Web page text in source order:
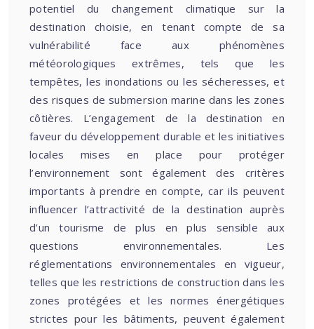
potentiel du changement climatique sur la
destination choisie, en tenant compte de sa
vulnérabilité face aux phénomènes
météorologiques extrêmes, tels que les
tempêtes, les inondations ou les sécheresses, et
des risques de submersion marine dans les zones
côtières. L’engagement de la destination en
faveur du développement durable et les initiatives
locales mises en place pour protéger
l’environnement sont également des critères
importants à prendre en compte, car ils peuvent
influencer l’attractivité de la destination auprès
d’un tourisme de plus en plus sensible aux
questions environnementales. Les
réglementations environnementales en vigueur,
telles que les restrictions de construction dans les
zones protégées et les normes énergétiques
strictes pour les bâtiments, peuvent également